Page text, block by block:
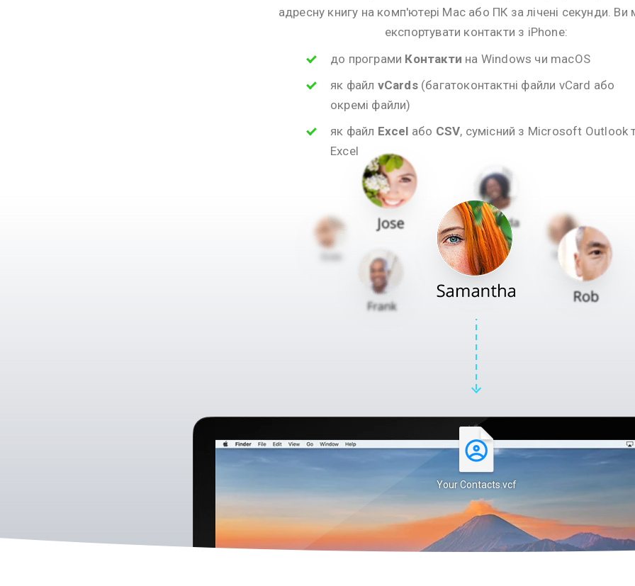
адресну книгу на комп'ютері Mac або ПК за лічені секунди. Ви
експортувати контакти з iPhone:
до програми Контакти на Windows чи macOS
як файл vCards(багатоконтактні файли vCard або
окремі файли)
як файл Excel або CSV, сумісний з Microsoft Outlook
Excel
Your Contacts.vcf